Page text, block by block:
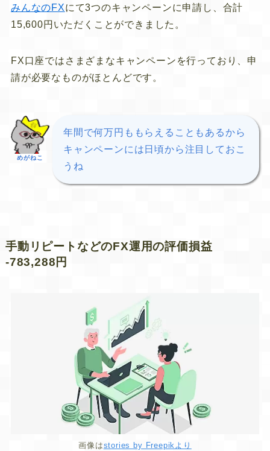
みんなのFXにて3つのキャンペーンに申請し、合計
15,600円いただくことができました。
FX口座ではさまざまなキャンペーンを行っており、申
請が必要なものがほとんどです。
めがねこ
年間で何万円ももらえることもあるから
キャンペーンには日頃から注目しておこ
うね
手動リピートなどのFX運用の評価損益
-783,288円
画像はstories by Freepikより